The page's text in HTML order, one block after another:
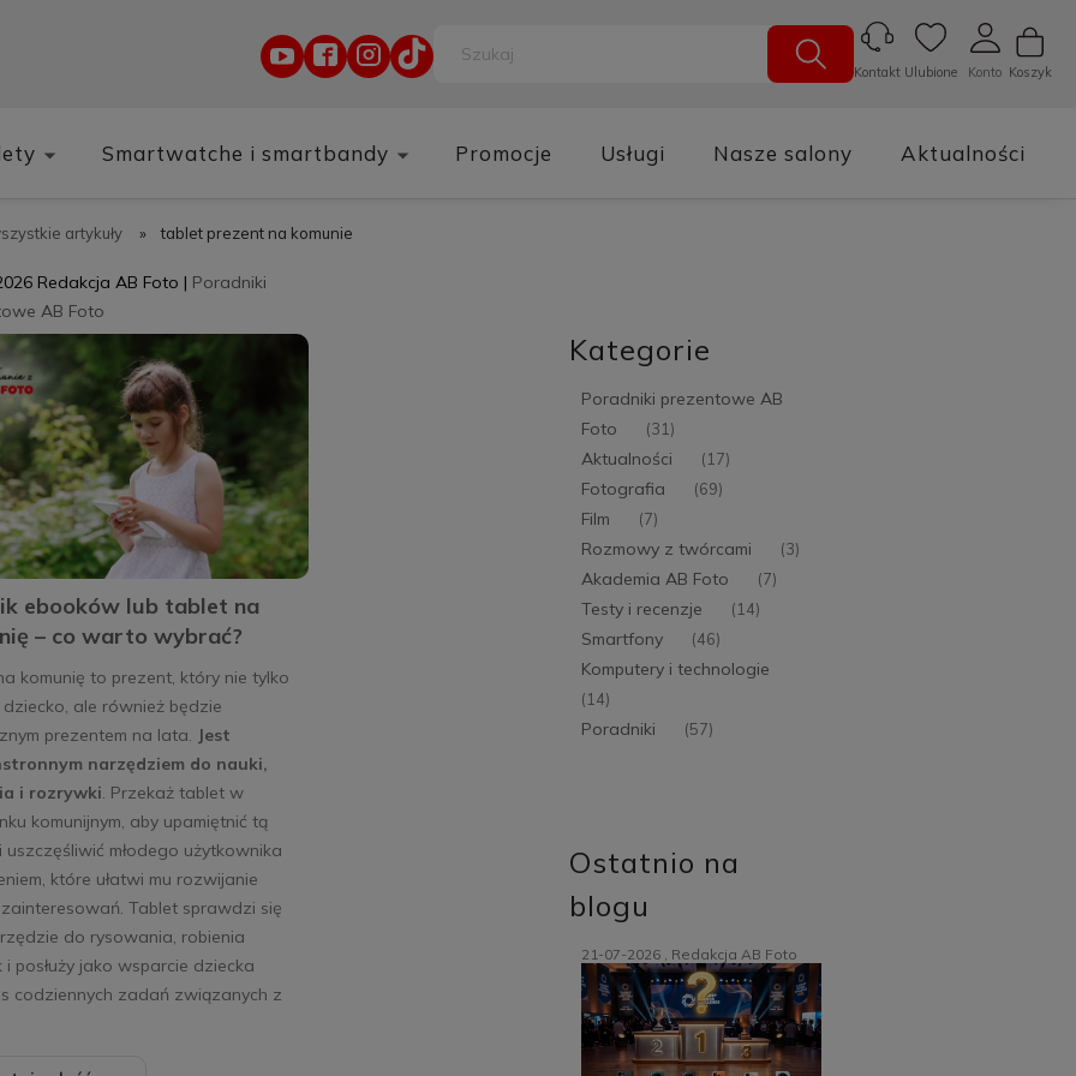
Koszyk
Konto
Ulubione
Kontakt
Smartwatche i smartbandy Promocje Usługi Nasze salony Aktualności
artykuły » tablet prezent na komunie
ebooków lub tablet na
– co warto wybrać?
Redakcja AB Foto | Poradniki
AB Foto
komunię to prezent, który nie tylko
dziecko, ale również będzie
prezentem na lata. Jest
narzędziem do nauki,
i rozrywki. Przekaż tablet w
komunijnym, aby upamiętnić tą
uszczęśliwić młodego użytkownika
które ułatwi mu rozwijanie
Tablet sprawdzi się
do rysowania, robienia
posłuży jako wsparcie dziecka
codziennych zadań związanych z
Kategorie
Poradniki prezentowe AB
Foto
(31)
Aktualności (17)
Fotografia (69)
Film (7)
Rozmowy z twórcami (3)
Akademia AB Foto (7)
Testy i recenzje (14)
Smartfony (46)
Komputery i technologie
(14)
Poradniki (57)
Ostatnio na
blogu
21-07-2026 , Redakcja AB Foto